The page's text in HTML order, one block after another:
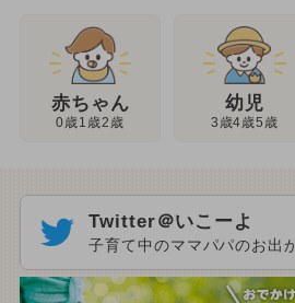
赤ちゃん
0歳1歳2歳
幼児
3歳4歳5歳
Twitter＠いこーよ
子育て中のママパパのお出